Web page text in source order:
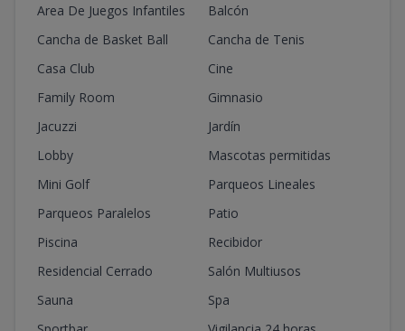
Area De Juegos Infantiles
Balcón
Cancha de Basket Ball
Cancha de Tenis
Casa Club
Cine
Family Room
Gimnasio
Jacuzzi
Jardín
Lobby
Mascotas permitidas
Mini Golf
Parqueos Lineales
Parqueos Paralelos
Patio
Piscina
Recibidor
Residencial Cerrado
Salón Multiusos
Sauna
Spa